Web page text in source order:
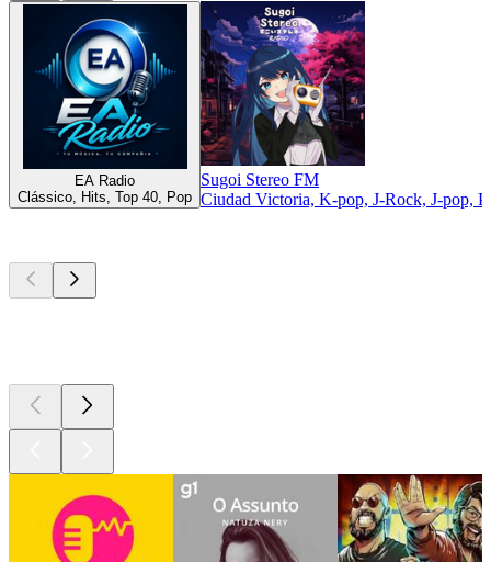
EA Radio
Clássico, Hits, Top 40, Pop
Sugoi Stereo FM
Ciudad Victoria, K-pop, J-Rock, J-pop,